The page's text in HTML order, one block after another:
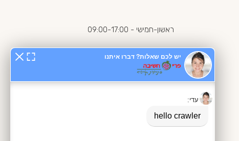
ראשון-חמישי - 09:00-17:00
מפת האתר